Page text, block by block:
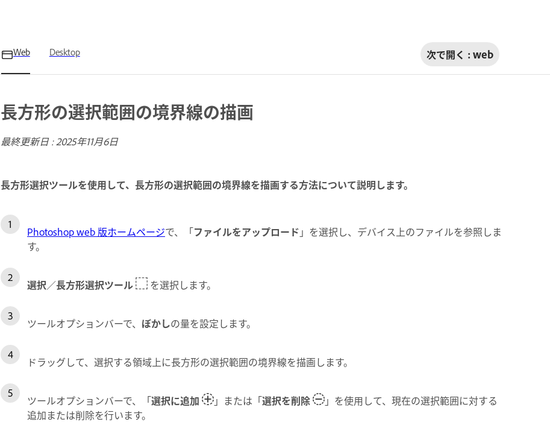
Web Desktop 次で開く : web
長方形の選択範囲の境界線の描画
最終更新日 :2025年11月6日
長方形選択ツールを使用して、長方形の選択範囲の境界線を描画する方法について説明します。
Photoshop web 版ホームページで、「ファイルをアップロード 」を選択し、デバイス上のファイルを参照しま
す。
選択／長方形選択ツール を選択します。
ツールオプションバーで、 ぼかしの量を設定します。
ドラッグして、選択する領域上に長方形の選択範囲の境界線を描画します。
ツールオプションバーで、「選択に追加 」または「選択を削除
」を使用して、現在の選択範囲に対する
追加または削除を行います。